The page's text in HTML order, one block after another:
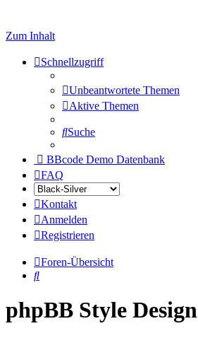
Zum Inhalt
Schnellzugriff
Unbeantwortete Themen
Aktive Themen
Suche
BBcode Demo Datenbank
FAQ
Kontakt
Anmelden
Registrieren
Foren-Übersicht
Suche
phpBB Style Design